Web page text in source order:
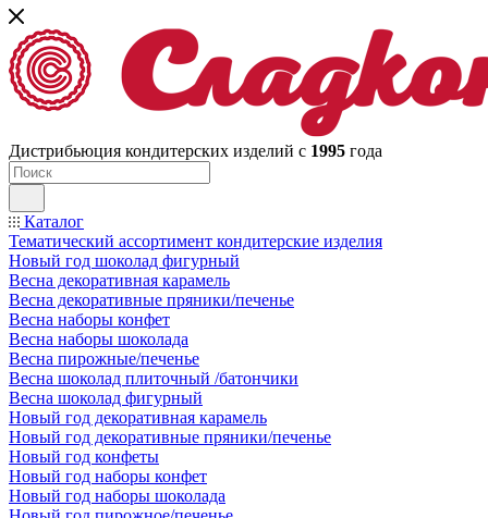
Дистрибьюция кондитерских изделий с 1995 года
Каталог
Тематический ассортимент кондитерские изделия
Новый год шоколад фигурный
Весна декоративная карамель
Весна декоративные пряники/печенье
Весна наборы конфет
Весна наборы шоколада
Весна пирожные/печенье
Весна шоколад плиточный /батончики
Весна шоколад фигурный
Новый год декоративная карамель
Новый год декоративные пряники/печенье
Новый год конфеты
Новый год наборы конфет
Новый год наборы шоколада